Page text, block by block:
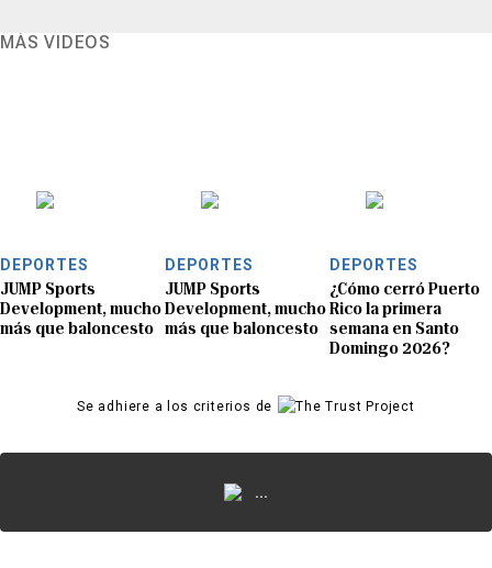
MÁS VIDEOS
DEPORTES
JUMP Sports
Development, mucho
más que baloncesto
DEPORTES
JUMP Sports
Development, mucho
más que baloncesto
DEPORTES
¿Cómo cerró Puerto
Rico la primera
semana en Santo
Domingo 2026?
Se adhiere a los criterios de
...